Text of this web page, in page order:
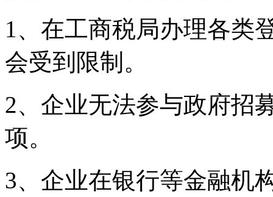
1、在工商税局办理各类
会受到限制。
2、企业无法参与政府招
项。
3、企业在银行等金融机